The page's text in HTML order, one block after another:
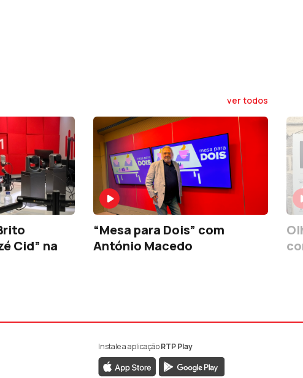
ver todos
Cid” na
“Mesa para Dois” com
António Macedo
da RTP Antena 1
Instagram da RTP Antena 1
ao YouTube da RTP Antena 1
Instale a aplicaçãoRTP Play